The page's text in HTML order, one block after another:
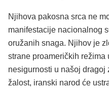
Njihova pakosna srca ne
manifestacije nacionalnog
oružanih snaga. Njihov je
strane proameričkih
nesigurnosti u našoj dragoj
žalost, iranski narod će